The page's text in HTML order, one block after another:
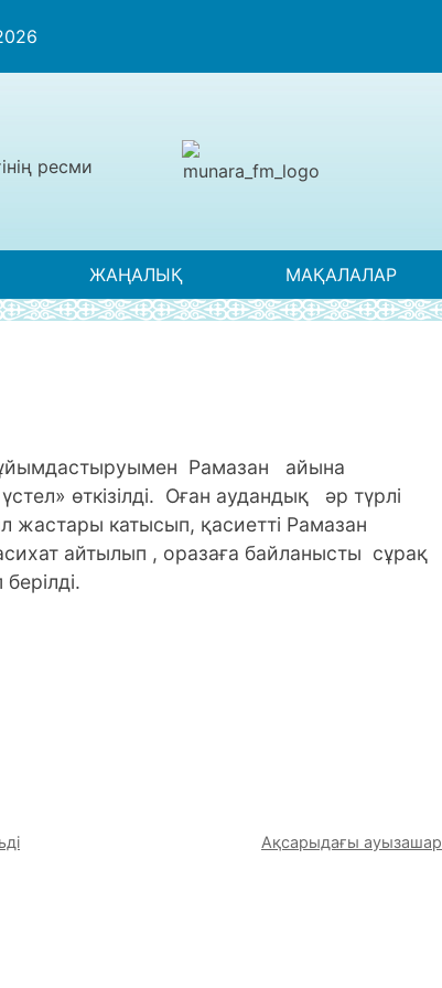
ресми
ЖАҢАЛЫҚ МАҚАЛАЛАР
Рамазан айына
өткізілді. Оған аудандық әр түрлі
жастары катысып, қасиетті Рамазан
айтылып , оразаға байланысты сұрақ
Ақсарыдағы ауызашар